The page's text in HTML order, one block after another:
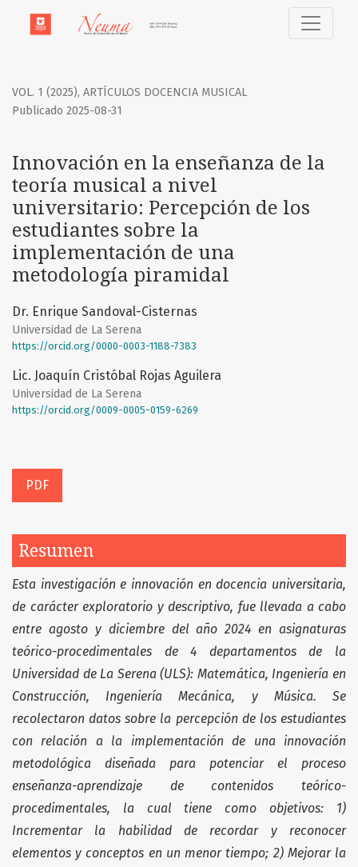
Innovación en la enseñanza de la teoría musical a nivel
VOL. 1 (2025), ARTÍCULOS DOCENCIA MUSICAL
Innovación en la enseñanza de la
teoría musical a nivel
universitario: Percepción de los
estudiantes sobre la
implementación de una
metodología piramidal
Publicado 2025-08-31
Dr. Enrique Sandoval-Cisternas
Universidad de La Serena
https://orcid.org/0000-0003-1188-7383
Lic. Joaquín Cristóbal Rojas Aguilera
Universidad de La Serena
https://orcid.org/0009-0005-0159-6269
PDF
Resumen
Esta investigación e innovación en docencia universitaria,
de carácter exploratorio y descriptivo, fue llevada a cabo
entre agosto y diciembre del año 2024 en asignaturas
teórico-procedimentales de 4 departamentos de la
Universidad de La Serena (ULS): Matemática, Ingeniería en
Construcción, Ingeniería Mecánica, y Música. Se
recolectaron datos sobre la percepción de los estudiantes
con relación a la implementación de una innovación
metodológica diseñada para potenciar el proceso
enseñanza-aprendizaje de contenidos teórico-
procedimentales, la cual tiene como objetivos: 1)
Incrementar la habilidad de recordar y reconocer
elementos y conceptos en un menor tiempo; 2) Mejorar la